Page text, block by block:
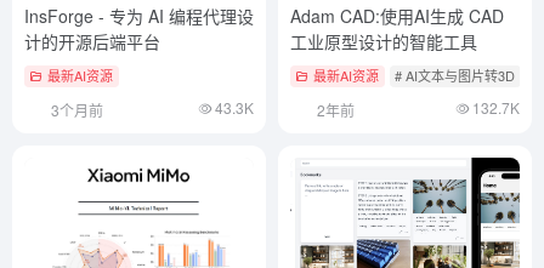
InsForge - 专为 AI 编程代理设
计的开源后端平台
最新AI资源
3个月前 43.3K
Adam CAD:使用AI生成 CAD
工业原型设计的智能工具
最新AI资源 # AI文本与图片转3D
2年前 132.7K